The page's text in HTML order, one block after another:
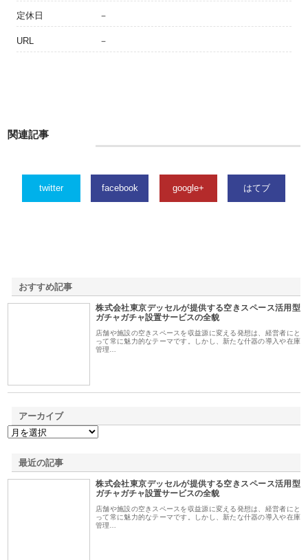
定休日 －
URL －
関連記事
twitter facebook google+ はてブ
おすすめ記事
株式会社東京デッセルが提供する空きスペース活用型
ガチャガチャ設置サービスの全貌
店舗や施設の空きスペースを収益源に変える発想は、経営者にと
って常に魅力的なテーマです。しかし、新たな什器の導入や在庫
管理…
アーカイブ
最近の記事
株式会社東京デッセルが提供する空きスペース活用型
ガチャガチャ設置サービスの全貌
店舗や施設の空きスペースを収益源に変える発想は、経営者にと
って常に魅力的なテーマです。しかし、新たな什器の導入や在庫
管理…